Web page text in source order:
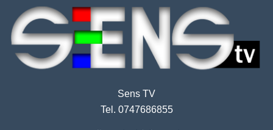
Sens TV
Tel. 0747686855